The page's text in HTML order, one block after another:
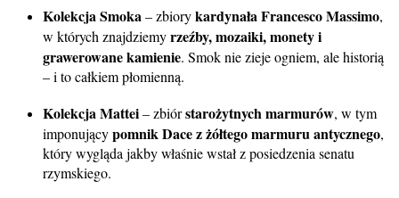
Kolekcja Smoka– zbiorykardynała Francesco Massimo,
w których znajdziemyrzeźby, mozaiki, monety i
grawerowane kamienie. Smok nie zieje ogniem, ale historią
– i to całkiem płomienną.
Kolekcja Mattei– zbiórstarożytnych marmurów, w tym
imponującypomnik Dace z żółtego marmuru antycznego,
który wygląda jakby właśnie wstał z posiedzenia senatu
rzymskiego.